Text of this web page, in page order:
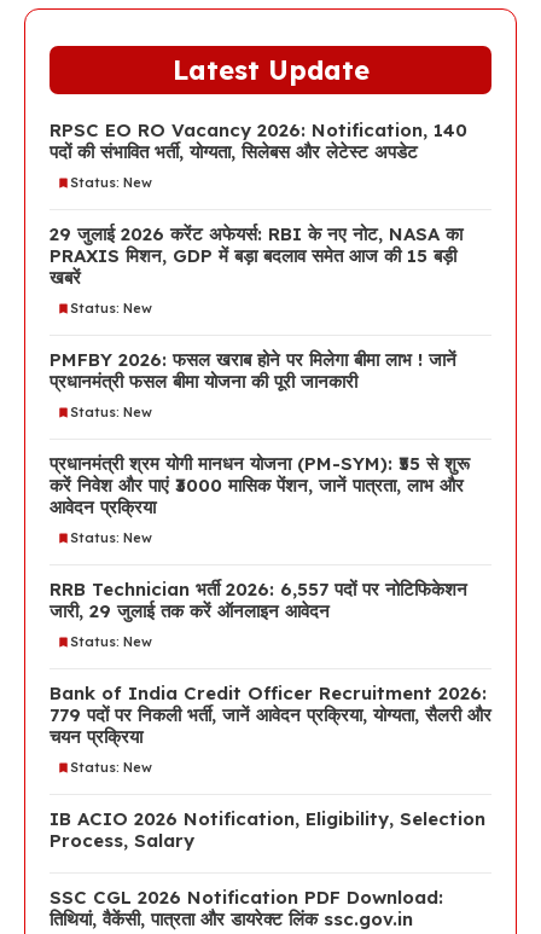
Latest Update
RPSC EO RO Vacancy 2026: Notification, 140
पदों की संभावित भर्ती, योग्यता, सिलेबस और लेटेस्ट अपडेट
Status: New
29 जुलाई 2026 करेंट अफेयर्स: RBI के नए नोट, NASA का
PRAXIS मिशन, GDP में बड़ा बदलाव समेत आज की 15 बड़ी
खबरें
Status: New
PMFBY 2026: फसल खराब होने पर मिलेगा बीमा लाभ ! जानें
प्रधानमंत्री फसल बीमा योजना की पूरी जानकारी
Status: New
प्रधानमंत्री श्रम योगी मानधन योजना (PM-SYM): ₹55 से शुरू
करें निवेश और पाएं ₹3000 मासिक पेंशन, जानें पात्रता, लाभ और
आवेदन प्रक्रिया
Status: New
RRB Technician भर्ती 2026: 6,557 पदों पर नोटिफिकेशन
जारी, 29 जुलाई तक करें ऑनलाइन आवेदन
Status: New
Bank of India Credit Officer Recruitment 2026:
779 पदों पर निकली भर्ती, जानें आवेदन प्रक्रिया, योग्यता, सैलरी और
चयन प्रक्रिया
Status: New
IB ACIO 2026 Notification, Eligibility, Selection
Process, Salary
SSC CGL 2026 Notification PDF Download:
तिथियां, वैकेंसी, पात्रता और डायरेक्ट लिंक ssc.gov.in